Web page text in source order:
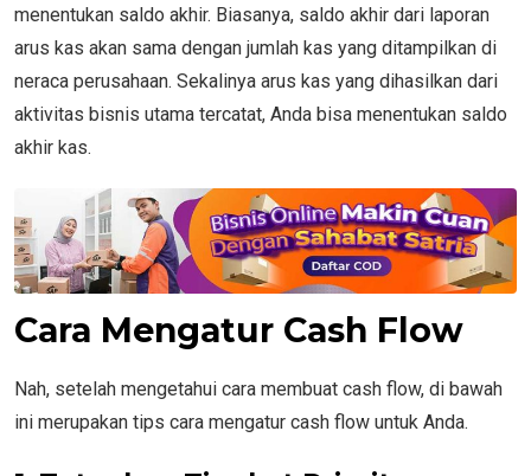
menentukan saldo akhir. Biasanya, saldo akhir dari laporan
arus kas akan sama dengan jumlah kas yang ditampilkan di
neraca perusahaan. Sekalinya arus kas yang dihasilkan dari
aktivitas bisnis utama tercatat, Anda bisa menentukan saldo
akhir kas.
Cara Mengatur Cash Flow
Nah, setelah mengetahui cara membuat cash flow, di bawah
ini merupakan tips cara mengatur cash flow untuk Anda.